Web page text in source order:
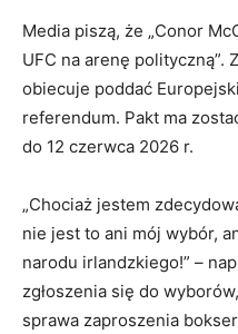
Media piszą, że „Conor
UFC na arenę polityczną”.
obiecuje poddać
referendum. Pakt ma
do 12 czerwca 2026 r.
„Chociaż jestem
nie jest to ani mój wybór,
narodu irlandzkiego!” –
zgłoszenia się do
sprawa zaproszenia